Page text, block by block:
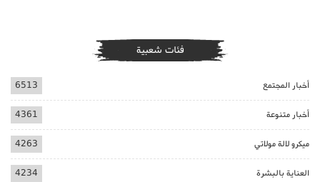
فئات شعبية
أخبار المجتمع 6513
أخبار متنوعة 4361
ميكرو لالة مولاتي 4263
العناية بالبشرة 4234